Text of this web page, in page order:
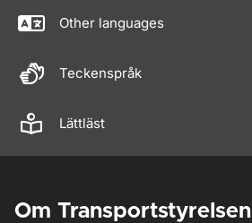
Other languages
Teckenspråk
Lättläst
Om Transportstyrelsen